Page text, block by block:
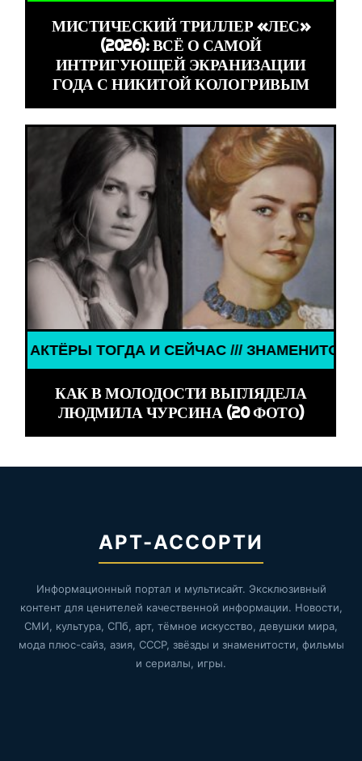
МИСТИЧЕСКИЙ ТРИЛЛЕР «ЛЕС»
(2026): ВСЁ О САМОЙ
ИНТРИГУЮЩЕЙ ЭКРАНИЗАЦИИ
ГОДА С НИКИТОЙ КОЛОГРИВЫМ
И СЕЙЧАС /// ЗНАМЕНИТОСТИ ///
КАК В МОЛОДОСТИ ВЫГЛЯДЕЛА
ЛЮДМИЛА ЧУРСИНА (20 ФОТО)
АРТ-АССОРТИ
Информационный портал и мультисайт. Эксклюзивный
контент для ценителей качественной информации. Новости,
СМИ, культура, СПб, арт, тёмное искусство, девушки мира,
мода плюс-сайз, азия, СССР, звёзды и знаменитости, фильмы
и сериалы, игры.